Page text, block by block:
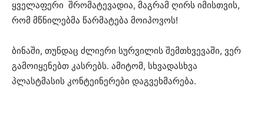
ყველაფერი შრომატევადია, მაგრამ ღირს იმისთვის,
რომ მწნილებმა წარმატება მოიპოვოს!
ბინაში, თუნდაც ძლიერი სურვილის შემთხვევაში, ვერ
გამოიყენებთ კასრებს. ამიტომ, სხვადასხვა
პლასტმასის კონტეინერები დაგვეხმარება.